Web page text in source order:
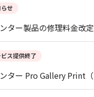
せ
ター製品の修理料金改
ス提供終了
ター Pro Gallery Print